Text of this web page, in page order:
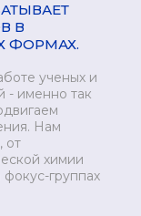
В
ФОРМАХ.
ученых и
- именно так
Нам
от
химии
группах